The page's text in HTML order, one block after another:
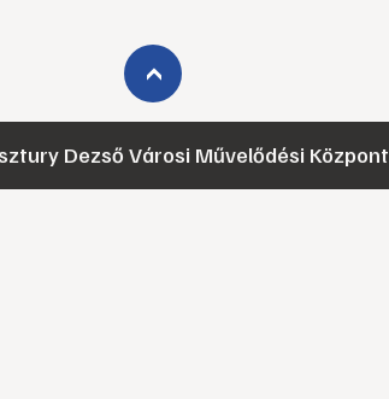
›
Dezső Városi Művelődési Központ